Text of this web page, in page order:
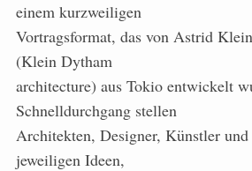
einem kurzweiligen
Vortragsformat, das von Astrid
(Klein Dytham
architecture) aus Tokio entwickelt
Schnelldurchgang stellen
Architekten, Designer, Künstler
jeweiligen Ideen,